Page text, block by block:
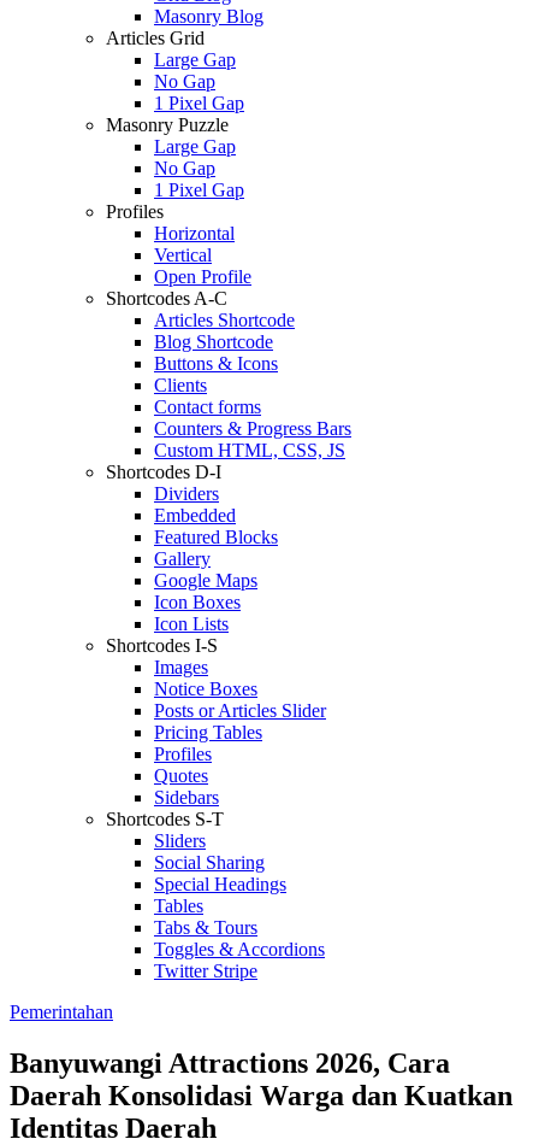
Masonry Blog
Articles Grid
Large Gap
No Gap
1 Pixel Gap
Masonry Puzzle
Large Gap
No Gap
1 Pixel Gap
Profiles
Horizontal
Vertical
Open Profile
Shortcodes A-C
Articles Shortcode
Blog Shortcode
Buttons & Icons
Clients
Contact forms
Counters & Progress Bars
Custom HTML, CSS, JS
Shortcodes D-I
Dividers
Embedded
Featured Blocks
Gallery
Google Maps
Icon Boxes
Icon Lists
Shortcodes I-S
Images
Notice Boxes
Posts or Articles Slider
Pricing Tables
Profiles
Quotes
Sidebars
Shortcodes S-T
Sliders
Social Sharing
Special Headings
Tables
Tabs & Tours
Toggles & Accordions
Twitter Stripe
Pemerintahan
Banyuwangi Attractions 2026, Cara
Daerah Konsolidasi Warga dan Kuatkan
Identitas Daerah